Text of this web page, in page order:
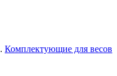
Комплектующие для весов